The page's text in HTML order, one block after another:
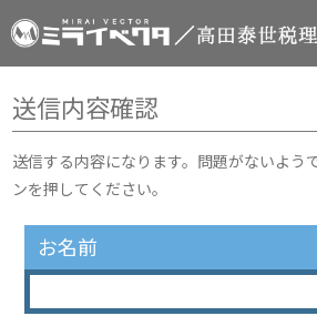
送信内容確認
送信する内容になります。問題がないよう
ンを押してください。
お名前